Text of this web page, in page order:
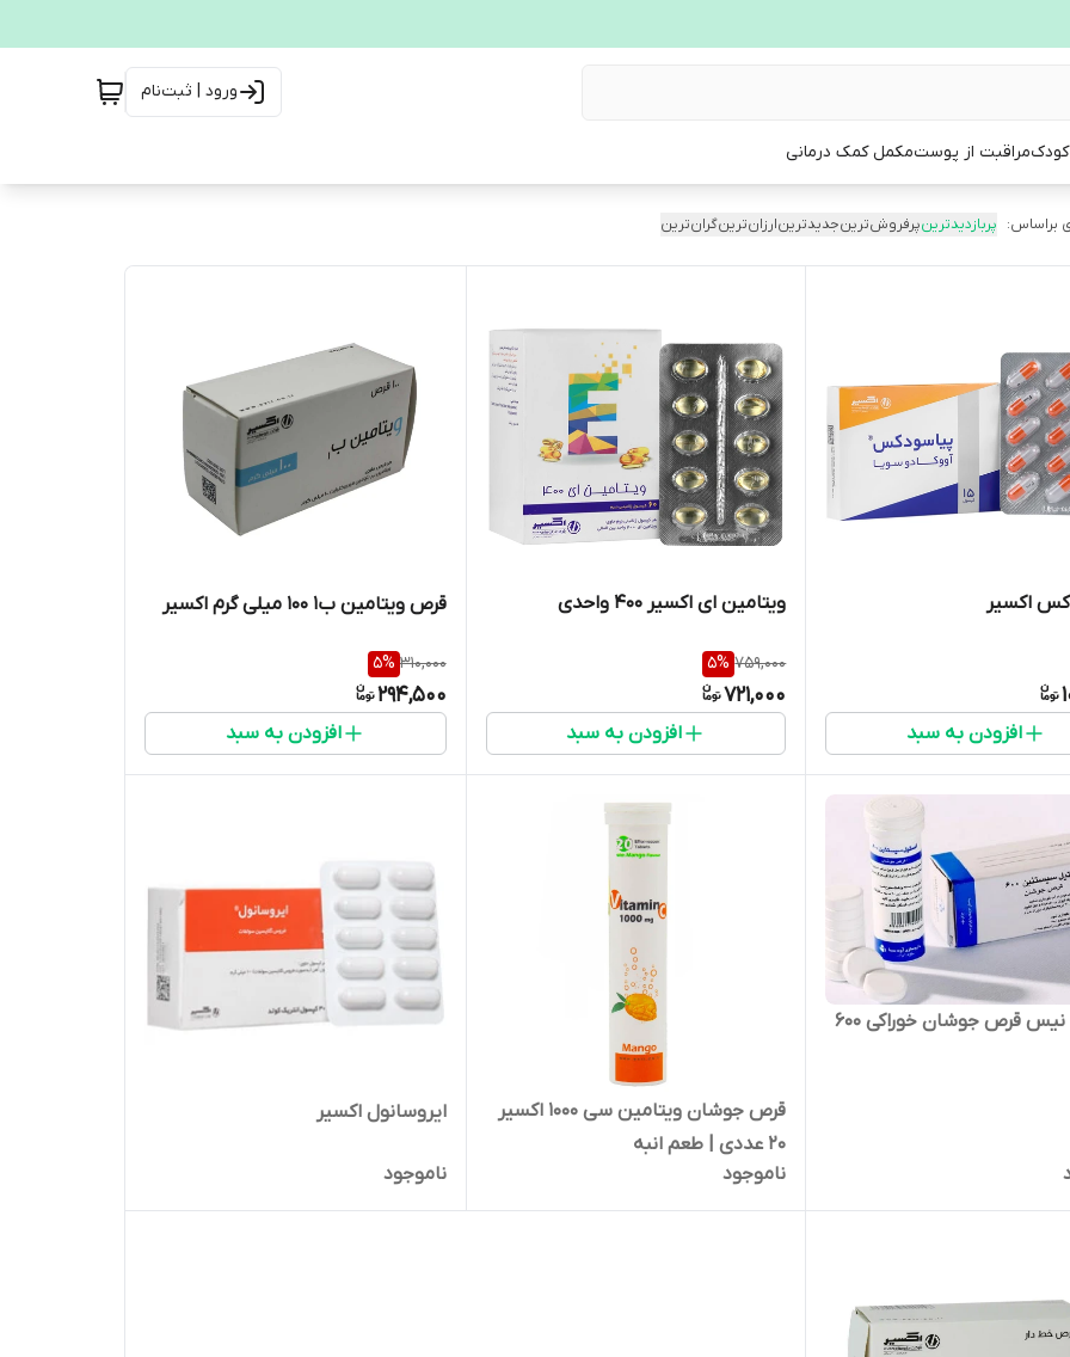
ورود | ثبت‌نام
کودکمراقبت از پوستمکمل کمک درمانی
براساس: پربازدیدترینپرفروش‌ترینجدیدترینارزان‌ترینگران‌ترین
اکسیر
افزودن به سبد
ویتامین ای اکسیر 400 واحدی
759,000
5%
721,000
افزودن به سبد
قرص ویتامین ب1 100 میلی گرم اکسیر
310,000
5%
294,500
افزودن به سبد
اکسی - نیس قرص جوشان خوراکی 600
قرص جوشان ویتامین سی 1000 اکسیر
20 عددی | طعم انبه
ناموجود
ایروسانول اکسیر
ناموجود